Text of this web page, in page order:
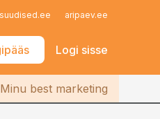
aripaev.ee
Logi sisse
Iseteenindus
Minu best marketing